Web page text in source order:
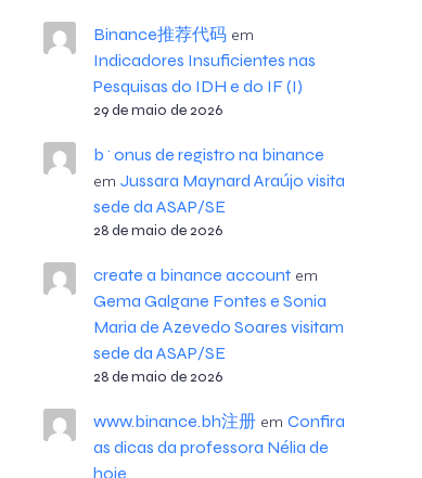
Binance推荐代码em
Indicadores Insuficientes nas
Pesquisas do IDH e do IF (I)
29 de maio de 2026
b^onus de registro na binance
em Jussara Maynard Araújo visita
sede da ASAP/SE
28 de maio de 2026
create a binance accountem
Gema Galgane Fontes e Sonia
Maria de Azevedo Soares visitam
sede da ASAP/SE
28 de maio de 2026
www.binance.bh注册em Confira
as dicas da professora Nélia de
hoje